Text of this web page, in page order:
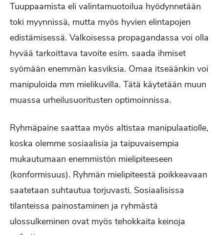
Tuuppaamista eli valintamuotoilua hyödynnetään
toki myynnissä, mutta myös hyvien elintapojen
edistämisessä. Valkoisessa propagandassa voi olla
hyvää tarkoittava tavoite esim. saada ihmiset
syömään enemmän kasviksia. Omaa itseäänkin voi
manipuloida mm mielikuvilla. Tätä käytetään muun
muassa urheilusuoritusten optimoinnissa.
Ryhmäpaine saattaa myös altistaa manipulaatiolle,
koska olemme sosiaalisia ja taipuvaisempia
mukautumaan enemmistön mielipiteeseen
(konformisuus). Ryhmän mielipiteestä poikkeavaan
saatetaan suhtautua torjuvasti. Sosiaalisissa
tilanteissa painostaminen ja ryhmästä
ulossulkeminen ovat myös tehokkaita keinoja